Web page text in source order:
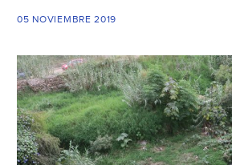
05 NOVIEMBRE 2019